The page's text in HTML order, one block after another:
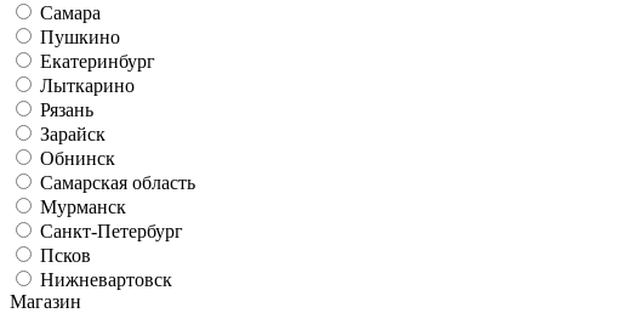
Самара
Пушкино
Екатеринбург
Лыткарино
Рязань
Зарайск
Обнинск
Самарская область
Мурманск
Санкт-Петербург
Псков
Нижневартовск
Магазин